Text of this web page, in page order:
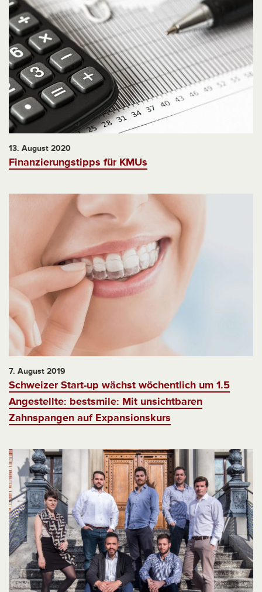
13. August 2020
Finanzierungstipps für KMUs
7. August 2019
Schweizer Start-up wächst wöchentlich um 1.5
Angestellte: bestsmile: Mit unsichtbaren
Zahnspangen auf Expansionskurs